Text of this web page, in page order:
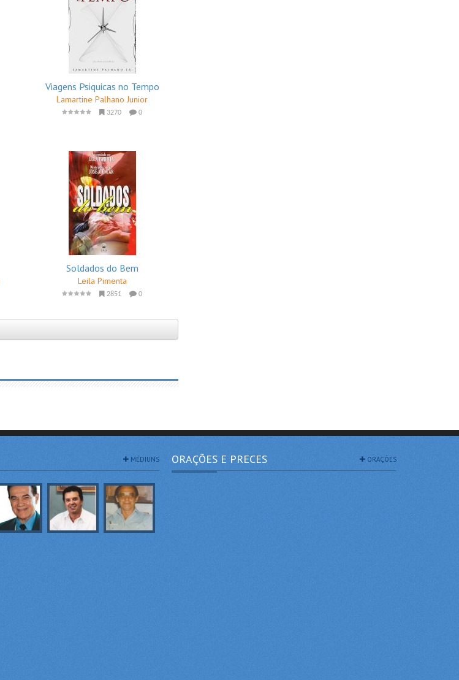
Viagens Psiquicas no Tempo
Lamartine Palhano Junior
3270 0
Soldados do Bem
Leila Pimenta
2851 0
MÉDIUNS ORAÇÕES E PRECES ORAÇÕES